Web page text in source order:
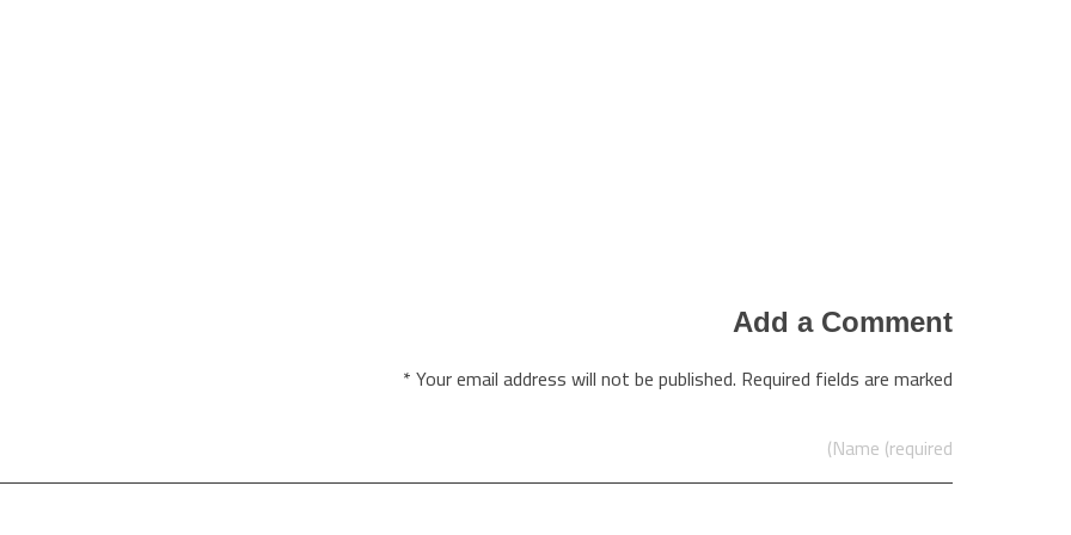
Add a Comment
Your email address will not be published. Required fields are marked *